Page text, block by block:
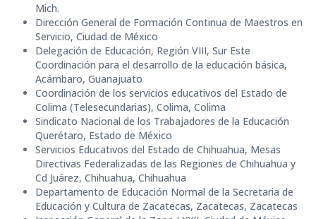
Mich.
Dirección General de Formación Continua de Maestros en
Servicio, Ciudad de México
Delegación de Educación, Región VIII, Sur Este
Coordinación para el desarrollo de la educación básica,
Acámbaro, Guanajuato
Coordinación de los servicios educativos del Estado de
Colima (Telesecundarias), Colima, Colima
Sindicato Nacional de los Trabajadores de la Educación
Querétaro, Estado de México
Servicios Educativos del Estado de Chihuahua, Mesas
Directivas Federalizadas de las Regiones de Chihuahua y
Cd Juárez, Chihuahua, Chihuahua
Departamento de Educación Normal de la Secretaria de
Educación y Cultura de Zacatecas, Zacatecas, Zacatecas